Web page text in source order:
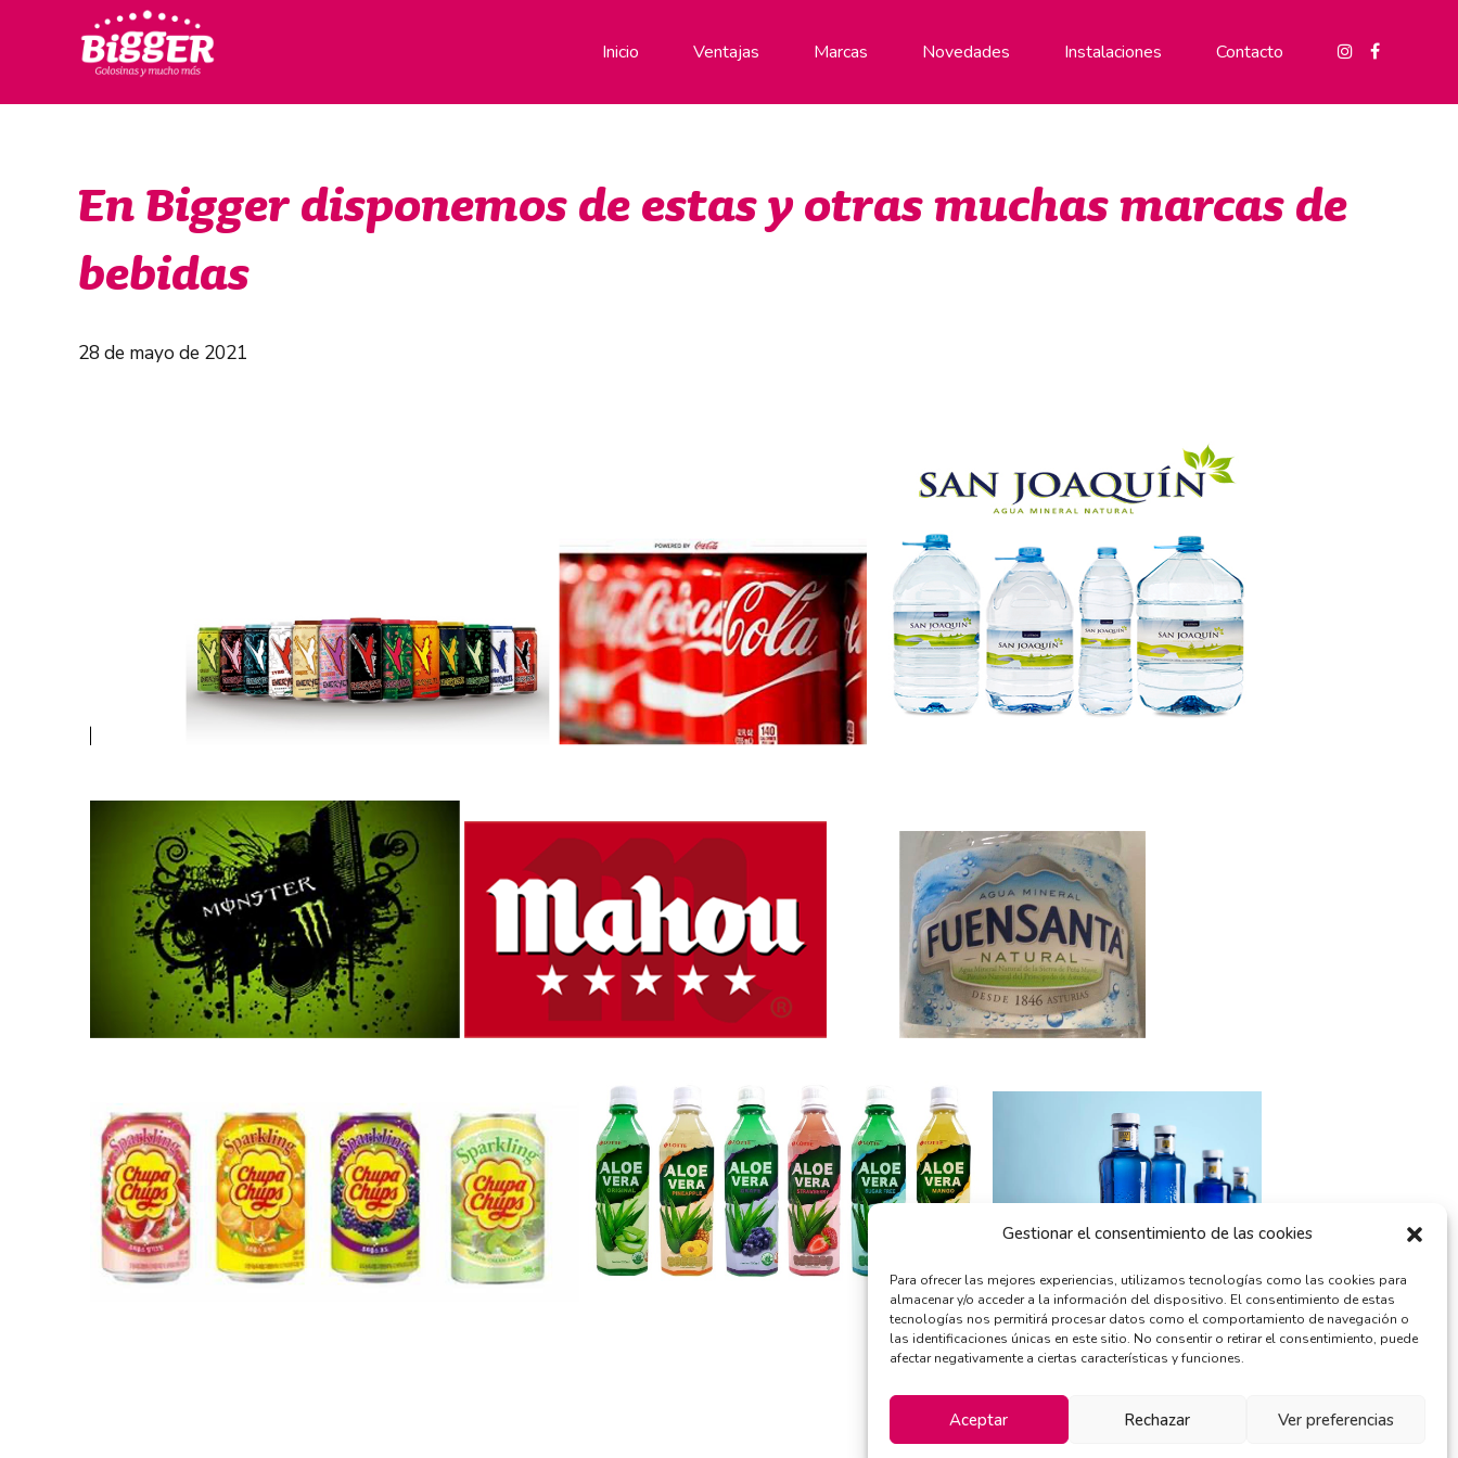
Gestionar el consentimiento de las cookies
Para ofrecer las mejores experiencias, utilizamos tecnologías como las cookies para
almacenar y/o acceder a la información del dispositivo. El consentimiento de estas
tecnologías nos permitirá procesar datos como el comportamiento de navegación o
las identificaciones únicas en este sitio. No consentir o retirar el consentimiento, puede
afectar negativamente a ciertas características y funciones.
Aceptar Rechazar Ver preferencias
Inicio Ventajas Marcas Novedades Instalaciones Contacto
En Bigger disponemos de estas y otras muchas marcas de
bebidas
28 de mayo de 2021